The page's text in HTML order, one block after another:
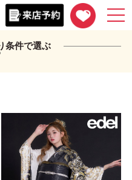
条件で選ぶ